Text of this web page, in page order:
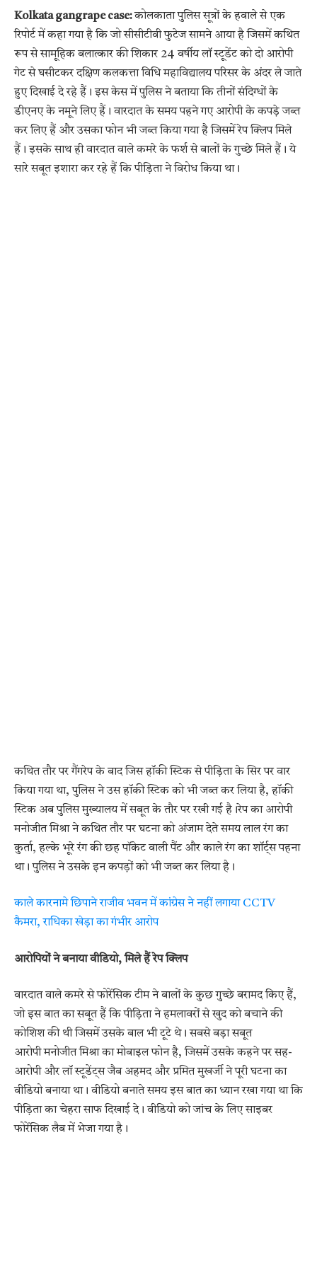
Kolkata gangrape case:कोलकाता पुलिस सूत्रों के हवाले से एक
रिपोर्ट में कहा गया है कि जो सीसीटीवी फुटेज सामने आया है जिसमें कथित
रूप से सामूहिक बलात्कार की शिकार 24 वर्षीय लॉ स्टूडेंट को दो आरोपी
गेट से घसीटकर दक्षिण कलकत्ता विधि महाविद्यालय परिसर के अंदर ले जाते
हुए दिखाई दे रहे हैं। इस केस में पुलिस ने बताया कि तीनों संदिग्धों के
डीएनए के नमूने लिए हैं। वारदात के समय पहने गए आरोपी के कपड़े जब्त
कर लिए हैं और उसका फोन भी जब्त किया गया है जिसमें रेप क्लिप मिले
हैं। इसके साथ ही वारदात वाले कमरे के फर्श से बालों के गुच्छे मिले हैं। ये
सारे सबूत इशारा कर रहे हैं कि पीड़िता ने विरोध किया था।
कथित तौर पर गैंगरेप के बाद जिस हॉकी स्टिक से पीड़िता के सिर पर वार
किया गया था, पुलिस ने उस हॉकी स्टिक को भी जब्त कर लिया है, हॉकी
स्टिक अब पुलिस मुख्यालय में सबूत के तौर पर रखी गई है।रेप का आरोपी
मनोजीत मिश्रा ने कथित तौर पर घटना को अंजाम देते समय लाल रंग का
कुर्ता, हल्के भूरे रंग की छह पॉकेट वाली पैंट और काले रंग का शॉर्ट्स पहना
था। पुलिस ने उसके इन कपड़ों को भी जब्त कर लिया है।
काले कारनामे छिपाने राजीव भवन में कांग्रेस ने नहीं लगाया CCTV
कैमरा, राधिका खेड़ा का गंभीर आरोप
आरोपियों ने बनाया वीडियो, मिले हैं रेप क्लिप
वारदात वाले कमरे से फोरेंसिक टीम ने बालों के कुछ गुच्छे बरामद किए हैं,
जो इस बात का सबूत हैं कि पीड़िता ने हमलावरों से खुद को बचाने की
कोशिश की थी जिसमें उसके बाल भी टूटे थे। सबसे बड़ा सबूत
आरोपी मनोजीत मिश्रा का मोबाइल फोन है, जिसमें उसके कहने पर सह-
आरोपी और लॉ स्टूडेंट्स जैब अहमद और प्रमित मुखर्जी ने पूरी घटना का
वीडियो बनाया था। वीडियो बनाते समय इस बात का ध्यान रखा गया था कि
पीड़िता का चेहरा साफ दिखाई दे। वीडियो को जांच के लिए साइबर
फोरेंसिक लैब में भेजा गया है।